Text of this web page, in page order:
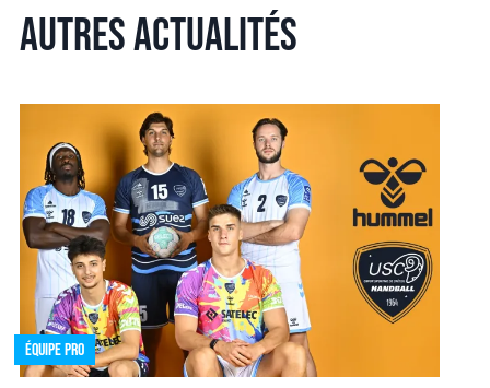
Autres actualités
Équipe pro